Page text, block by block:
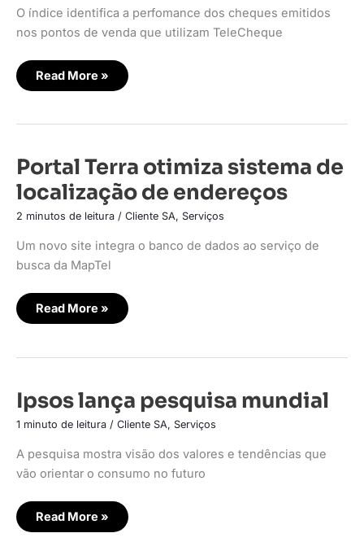
O índice identifica a perfomance dos cheques emitidos
nos pontos de venda que utilizam TeleCheque
Read More »
Portal Terra otimiza sistema de
localização de endereços
2 minutos de leitura / Cliente SA, Serviços
Um novo site integra o banco de dados ao serviço de
busca da MapTel
Portal
Terra
otimiza
sistema
de
localização
endereços
Read More »
Ipsos lança pesquisa mundial
1 minuto de leitura / Cliente SA, Serviços
A pesquisa mostra visão dos valores e tendências que
vão orientar o consumo no futuro
Ipsos
lança
mundial
Read More »